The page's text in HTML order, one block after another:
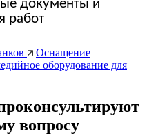
документы и
работ
Оснащение
оборудование для
вопросу